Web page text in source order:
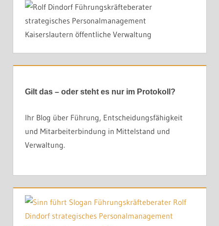
Gilt das – oder steht es nur im Protokoll?
Ihr Blog über Führung, Entscheidungsfähigkeit
und Mitarbeiterbindung in Mittelstand und
Verwaltung.